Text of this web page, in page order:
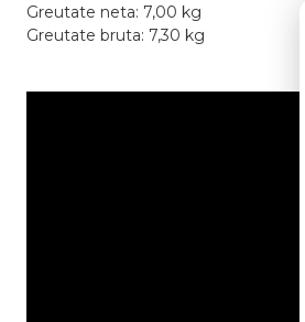
Greutate neta: 7,00 kg
Greutate bruta: 7,30 kg